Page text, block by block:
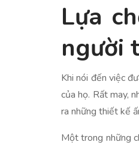
Lựa
người
Khi nói đến việc
của họ. Rất may,
ra những thiết kế
Một trong những